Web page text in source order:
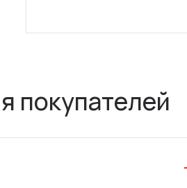
покупателей